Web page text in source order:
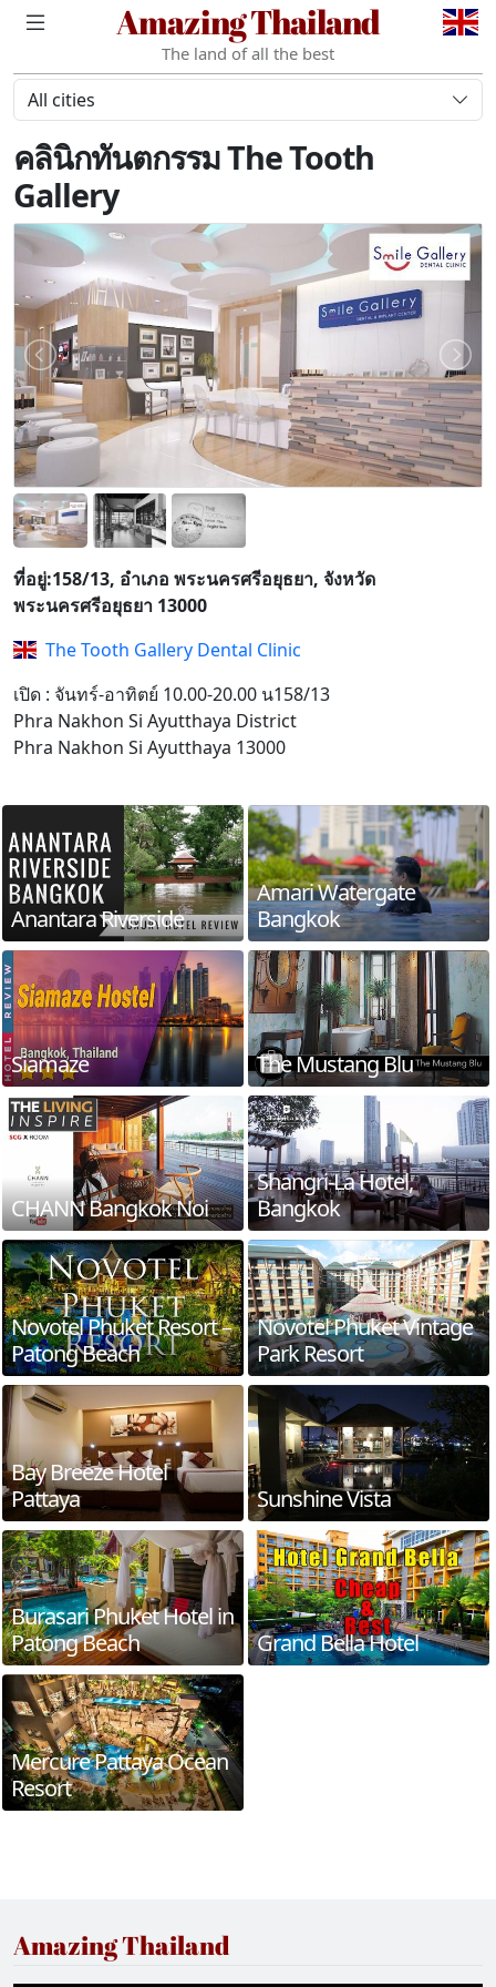
Amazing Thailand
The land of all the best
All cities
คลินิกทันตกรรม The Tooth
Gallery
ที่อยู่:158/13, อำเภอ พระนครศรีอยุธยา, จังหวัด
พระนครศรีอยุธยา 13000
The Tooth Gallery Dental Clinic
เปิด : จันทร์-อาทิตย์ 10.00-20.00 น158/13
Phra Nakhon Si Ayutthaya District
Phra Nakhon Si Ayutthaya 13000
Anantara Riverside
Amari Watergate
Bangkok
Siamaze The Mustang Blu
CHANN Bangkok Noi
Shangri-La Hotel,
Bangkok
Novotel Phuket Resort –
Patong Beach
Novotel Phuket Vintage
Park Resort
Bay Breeze Hotel
Pattaya
Sunshine Vista
Burasari Phuket Hotel in
Patong Beach
Grand Bella Hotel
Mercure Pattaya Ocean
Resort
Amazing Thailand